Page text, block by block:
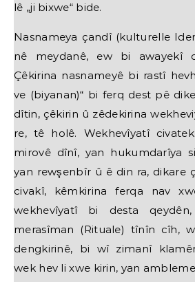
lê „ji bixwe“ bide.
Nasnameya çandî (kulturelle
nê meydanê, ew bi awayekî
Çêkirina nasnameyê bi rastî
ve (biyanan)“ bi ferq dest pê
dîtin, çêkirin û zêdekirina
re, tê holê. Wekhevîyatî
mirovê dînî, yan hukumdarîya
yan rewşenbîr û ê din ra, dikare
civakî, kêmkirina ferqa nav
wekhevîyatî bi desta
merasîman (Rituale) tînîn cîh,
dengkirinê, bi wî zimanî
wek hev li xwe kirin, yan